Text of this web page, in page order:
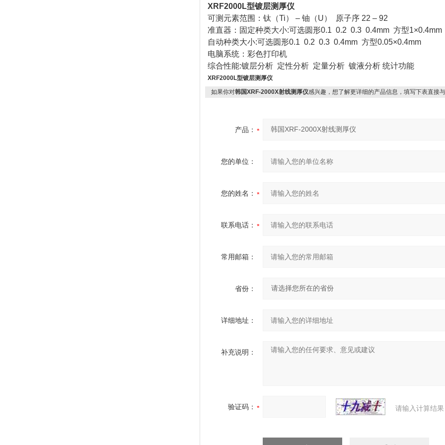
XRF2000L型镀层测厚仪
可测元素范围：钛（Ti） – 铀（U） 原子序 22 – 92
准直器：固定种类大小:可选圆形0.1 0.2 0.3 0.4mm 方型1×0.4mm
自动种类大小:可选圆形0.1 0.2 0.3 0.4mm 方型0.05×0.4mm
电脑系统：彩色打印机
综合性能:镀层分析 定性分析 定量分析 镀液分析 统计功能
XRF2000L型镀层测厚仪
如果你对韩国XRF-2000X射线测厚仪感兴趣，想了解更详细的产品信息，填写下表直接
产品：
您的单位：
您的姓名：
联系电话：
常用邮箱：
省份：
详细地址：
补充说明：
验证码： 请输入计算结